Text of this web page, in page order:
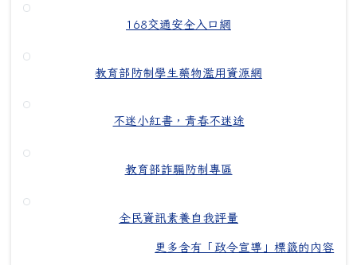
168交通安全入口網
教育部防制學生藥物濫用資源網
不迷小紅書，青春不迷途
教育部詐騙防制專區
全民資訊素養自我評量
更多含有「政令宣導」標籤的內容